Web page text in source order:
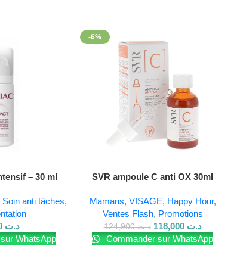
le maquillage pour une tenue parfaite.
– 30 ml
Soin anti tâches,
د.ت
WhatsApp
-6%
SVR ampoule C anti OX 30ml
Mamans, VISAGE, Happy Hour,
Ventes Flash, Promotions
د.ت124,900 د.ت 118,000
Commander sur WhatsApp